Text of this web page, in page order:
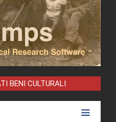
BENI CULTURALI